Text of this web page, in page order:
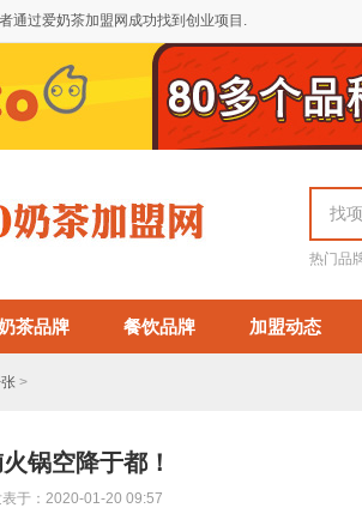
通过爱奶茶加盟网成功找到创业项目.
找
热门品
茶品牌 餐饮品牌 加盟动态
>
锅空降于都！
表于：2020-01-20 09:57